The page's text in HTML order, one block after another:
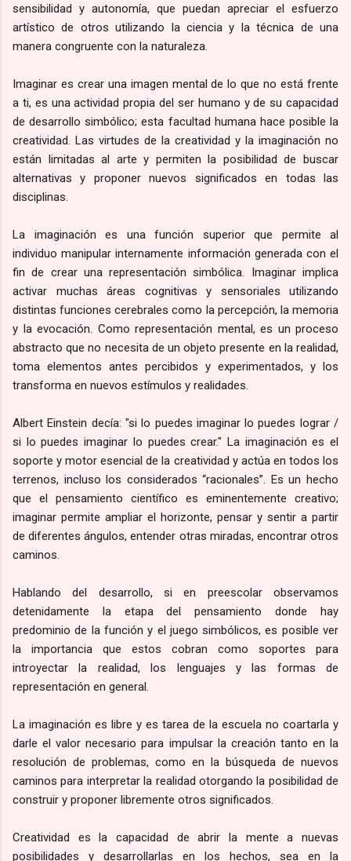
sensibilidad y autonomía, que puedan apreciar el esfuerzo
artístico de otros utilizando la ciencia y la técnica de una
manera congruente con la naturaleza.
Imaginar es crear una imagen mental de lo que no está frente
a ti, es una actividad propia del ser humano y de su capacidad
de desarrollo simbólico; esta facultad humana hace posible la
creatividad. Las virtudes de la creatividad y la imaginación no
están limitadas al arte y permiten la posibilidad de buscar
alternativas y proponer nuevos significados en todas las
disciplinas.
La imaginación es una función superior que permite al
individuo manipular internamente información generada con el
fin de crear una representación simbólica. Imaginar implica
activar muchas áreas cognitivas y sensoriales utilizando
distintas funciones cerebrales como la percepción, la memoria
y la evocación. Como representación mental, es un proceso
abstracto que no necesita de un objeto presente en la realidad,
toma elementos antes percibidos y experimentados, y los
transforma en nuevos estímulos y realidades.
Albert Einstein decía: "si lo puedes imaginar lo puedes lograr /
si lo puedes imaginar lo puedes crear." La imaginación es el
soporte y motor esencial de la creatividad y actúa en todos los
terrenos, incluso los considerados “racionales”. Es un hecho
que el pensamiento científico es eminentemente creativo;
imaginar permite ampliar el horizonte, pensar y sentir a partir
de diferentes ángulos, entender otras miradas, encontrar otros
caminos.
Hablando del desarrollo, si en preescolar observamos
detenidamente la etapa del pensamiento donde hay
predominio de la función y el juego simbólicos, es posible ver
la importancia que estos cobran como soportes para
introyectar la realidad, los lenguajes y las formas de
representación en general.
La imaginación es libre y es tarea de la escuela no coartarla y
darle el valor necesario para impulsar la creación tanto en la
resolución de problemas, como en la búsqueda de nuevos
caminos para interpretar la realidad otorgando la posibilidad de
construir y proponer libremente otros significados.
Creatividad es la capacidad de abrir la mente a nuevas
posibilidades y desarrollarlas en los hechos, sea en la